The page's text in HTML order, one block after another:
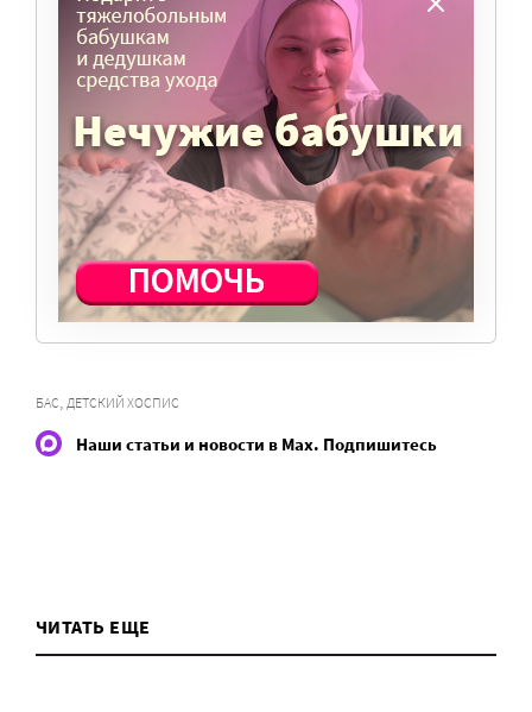
Мы просим подписаться на небольшой, но
регулярный платеж в пользу нашего сайта.
Милосердие.ru работает благодаря добровольным
пожертвованиям наших читателей. На
командировки, съемки, зарплаты редакторов,
журналистов и техническую поддержку сайта
нужны средства.
ПОМОЧЬ ПОРТАЛУ
БАС, ДЕТСКИЙ ХОСПИС
Наши статьи и новости в Max. Подпишитесь
ЧИТАТЬ ЕЩЕ